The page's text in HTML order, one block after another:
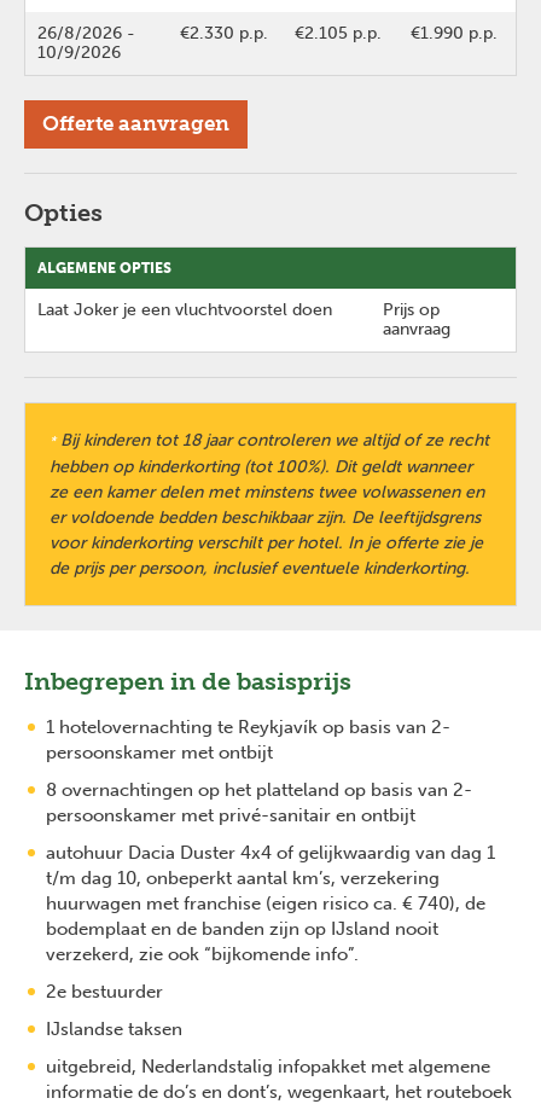
26/8/2026 -
10/9/2026
€2.330 p.p. €2.105 p.p. €1.990 p.p.
Offerte aanvragen
Opties
ALGEMENE OPTIES
Laat Joker je een vluchtvoorstel doen
Prijs op
aanvraag
*Bij kinderen tot 18 jaar controleren we altijd of ze recht
hebben op kinderkorting (tot 100%). Dit geldt wanneer
ze een kamer delen met minstens twee volwassenen en
er voldoende bedden beschikbaar zijn. De leeftijdsgrens
voor kinderkorting verschilt per hotel. In je offerte zie je
de prijs per persoon, inclusief eventuele kinderkorting.
Inbegrepen in de basisprijs
1 hotelovernachting te Reykjavík op basis van 2-
persoonskamer met ontbijt
8 overnachtingen op het platteland op basis van 2-
persoonskamer met privé-sanitair en ontbijt
autohuur Dacia Duster 4x4 of gelijkwaardig van dag 1
t/m dag 10, onbeperkt aantal km’s, verzekering
huurwagen met franchise (eigen risico ca. € 740), de
bodemplaat en de banden zijn op IJsland nooit
verzekerd, zie ook “bijkomende info”.
2e bestuurder
IJslandse taksen
uitgebreid, Nederlandstalig infopakket met algemene
informatie de do’s en dont’s, wegenkaart, het routeboek